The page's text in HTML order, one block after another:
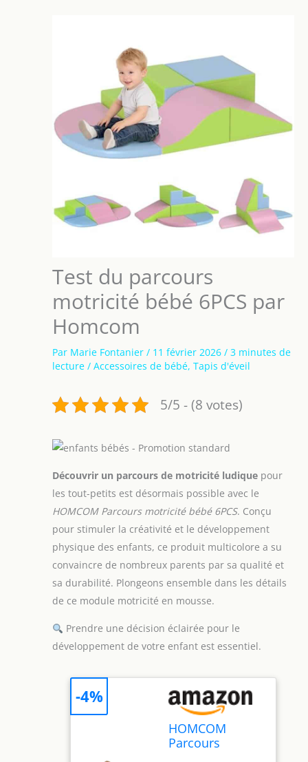
Test du parcours
motricité bébé 6PCS par
Homcom
Par Marie Fontanier / 11 février 2026 / 3 minutes de
lecture / Accessoires de bébé, Tapis d'éveil
5/5 - (8 votes)
Découvrir un parcours de motricité ludique pour
les tout-petits est désormais possible avec le
HOMCOM Parcours motricité bébé 6PCS. Conçu
pour stimuler la créativité et le développement
physique des enfants, ce produit multicolore a su
convaincre de nombreux parents par sa qualité et
sa durabilité. Plongeons ensemble dans les détails
de ce module motricité en mousse.
Prendre une décision éclairée pour le
développement de votre enfant est essentiel.
HOMCOM
Parcours
-4%